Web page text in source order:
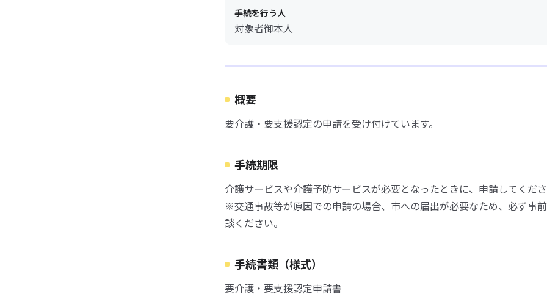
手続を行う人
対象者御本人
概要
要介護・要支援認定の申請を受け付けています。
手続期限
介護サービスや介護予防サービスが必要となったときに、申請してくださ
※交通事故等が原因での申請の場合、市への届出が必要なため、必ず事
談ください。
手続書類（様式）
要介護・要支援認定申請書